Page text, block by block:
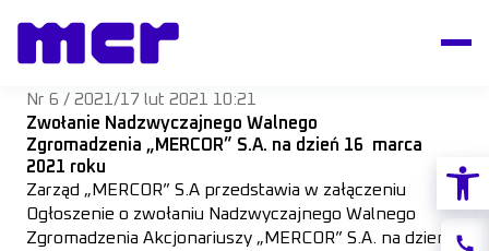
Nr 6 / 2021 /17 lut 2021 10:21
Zwołanie Nadzwyczajnego Walnego
Zgromadzenia „MERCOR” S.A. na dzień 16 marca
2021 roku
Zarząd „MERCOR” S.A przedstawia w załączeniu
Ogłoszenie o zwołaniu Nadzwyczajnego Walnego
Zgromadzenia Akcjonariuszy „MERCOR” S.A. na dzień